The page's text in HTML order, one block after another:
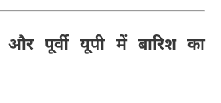
पूर्वी यूपी में बारिश का